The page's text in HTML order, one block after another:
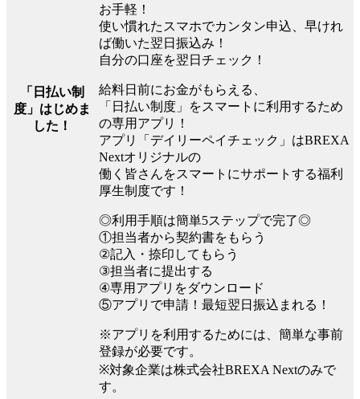
「日払い制
度」はじめま
した！
お手軽！
使い慣れたスマホでカンタン申込、早けれ
ば働いた翌日振込み！
自分の口座を翌日チェック！
給料日前にお金がもらえる、
「日払い制度」をスマートに利用するため
の専用アプリ！
アプリ「デイリーペイチェック」はBREXA
Nextオリジナルの
働く皆さんをスマートにサポートする福利
厚生制度です！
◎利用手順は簡単5ステップで完了◎
①担当者から契約書をもらう
②記入・捺印してもらう
③担当者に提出する
④専用アプリをダウンロード
⑤アプリで申請！最短翌日振込まれる！
※アプリを利用するためには、簡単な事前
登録が必要です。
※対象企業は株式会社BREXA Nextのみで
す。